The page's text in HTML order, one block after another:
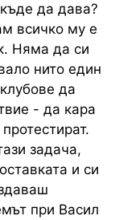
да дава?
всичко му е
Няма да си
нито един
да
- да кара
задача,
и си
при Васил